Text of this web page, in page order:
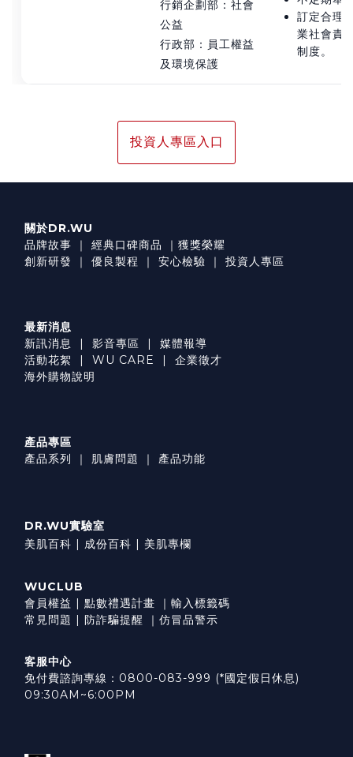
行銷企劃部：社會
公益
行政部：員工權益
及環境保護
訂定合理
業社會責
制度。
投資人專區入口
關於DR.WU
品牌故事 ｜ 經典口碑商品 ｜ 獲獎榮耀
創新研發
｜ 優良製程 ｜ 安心檢驗 ｜ 投資人專區
最新消息
新訊消息
| 影音專區 | 媒體報導
活動花絮
| WU CARE | 企業徵才
海外購物說明
產品專區
產品系列
｜ 肌膚問題 ｜ 產品功能
DR.WU實驗室
美肌百科 | 成份百科 | 美肌專欄
WUCLUB
會員權益 | 點數禮遇計畫 ｜ 輸入標籤碼
常見問題 | 防詐騙提醒 ｜ 仿冒品警示
客服中心
免付費諮詢專線：0800-083-999 (*國定假日休息)
09:30AM~6:00PM